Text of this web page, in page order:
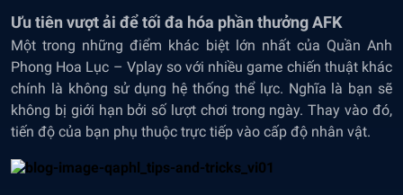
Ưu tiên vượt ải để tối đa hóa phần thưởng AFK
Một trong những điểm khác biệt lớn nhất của Quần Anh
Phong Hoa Lục – Vplay so với nhiều game chiến thuật khác
chính là không sử dụng hệ thống thể lực. Nghĩa là bạn sẽ
không bị giới hạn bởi số lượt chơi trong ngày. Thay vào đó,
tiến độ của bạn phụ thuộc trực tiếp vào cấp độ nhân vật.